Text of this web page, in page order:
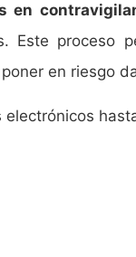
en
Este proceso
en riesgo